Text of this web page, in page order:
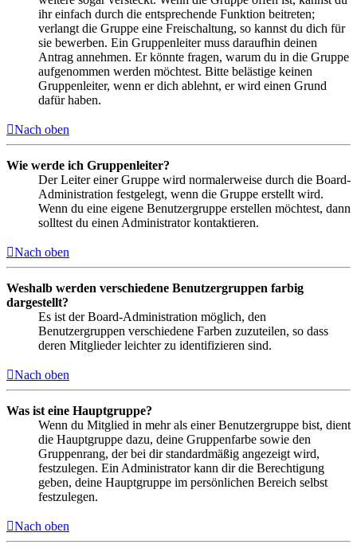
ihr einfach durch die entsprechende Funktion beitreten;
verlangt die Gruppe eine Freischaltung, so kannst du dich für
sie bewerben. Ein Gruppenleiter muss daraufhin deinen
Antrag annehmen. Er könnte fragen, warum du in die Gruppe
aufgenommen werden möchtest. Bitte belästige keinen
Gruppenleiter, wenn er dich ablehnt, er wird einen Grund
dafür haben.
Nach oben
Wie werde ich Gruppenleiter?
Der Leiter einer Gruppe wird normalerweise durch die Board-
Administration festgelegt, wenn die Gruppe erstellt wird.
Wenn du eine eigene Benutzergruppe erstellen möchtest, dann
solltest du einen Administrator kontaktieren.
Nach oben
Weshalb werden verschiedene Benutzergruppen farbig
dargestellt?
Es ist der Board-Administration möglich, den
Benutzergruppen verschiedene Farben zuzuteilen, so dass
deren Mitglieder leichter zu identifizieren sind.
Nach oben
Was ist eine Hauptgruppe?
Wenn du Mitglied in mehr als einer Benutzergruppe bist, dient
die Hauptgruppe dazu, deine Gruppenfarbe sowie den
Gruppenrang, der bei dir standardmäßig angezeigt wird,
festzulegen. Ein Administrator kann dir die Berechtigung
geben, deine Hauptgruppe im persönlichen Bereich selbst
festzulegen.
Nach oben